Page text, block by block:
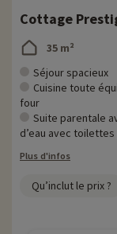
Cottage
35 m²
Séjour spacieux
Cuisine toute
four
Suite parentale
d’eau avec
Plus d'infos
Qu’inclut le prix ?